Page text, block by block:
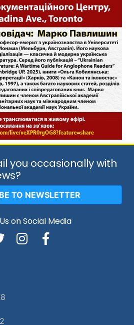
you occasionally with
TO NEWSLETTER
on Social Media